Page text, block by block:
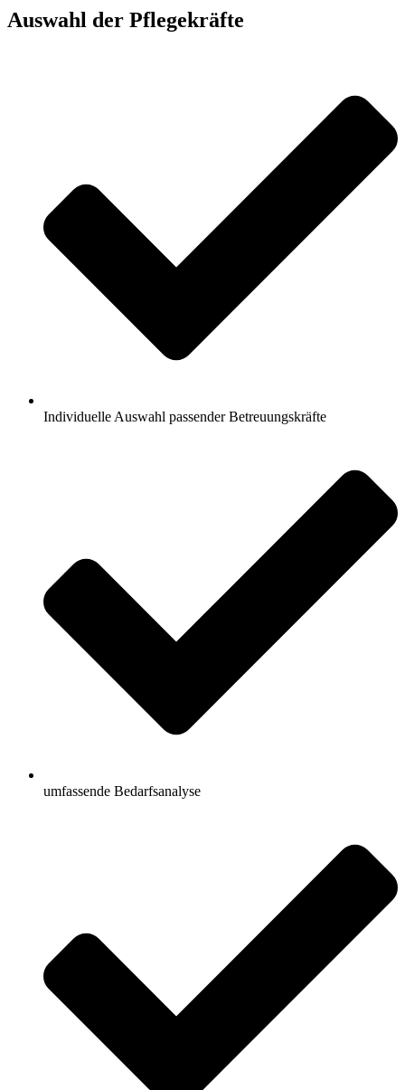
Auswahl der Pflegekräfte
Individuelle Auswahl passender Betreuungskräfte
umfassende Bedarfsanalyse